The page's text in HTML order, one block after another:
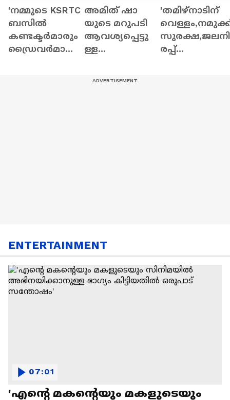
'നമ്മുടെ KSRTC
ബസിൽ
കണ്ടക്ടർമാരും
ഡ്രൈവർമാരും
അമിത് ഷാ
യുടെ മറുപടി
ആവശ്യപ്പെട്ടു
ള്ള
'തമിഴ്നാടിന്
സുരക്ഷ,ജലനി
രപ്പ്
ENTERTAINMENT
'എന്റെ മകന്റെയും മകളുടെയും
07:01